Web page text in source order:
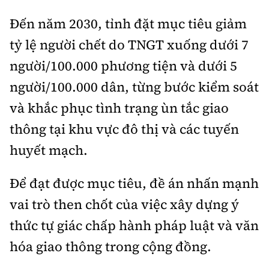
Đến năm 2030, tỉnh đặt mục tiêu giảm
tỷ lệ người chết do TNGT xuống dưới 7
người/100.000 phương tiện và dưới 5
người/100.000 dân, từng bước kiểm soát
và khắc phục tình trạng ùn tắc giao
thông tại khu vực đô thị và các tuyến
huyết mạch.
Để đạt được mục tiêu, đề án nhấn mạnh
vai trò then chốt của việc xây dựng ý
thức tự giác chấp hành pháp luật và văn
hóa giao thông trong cộng đồng.